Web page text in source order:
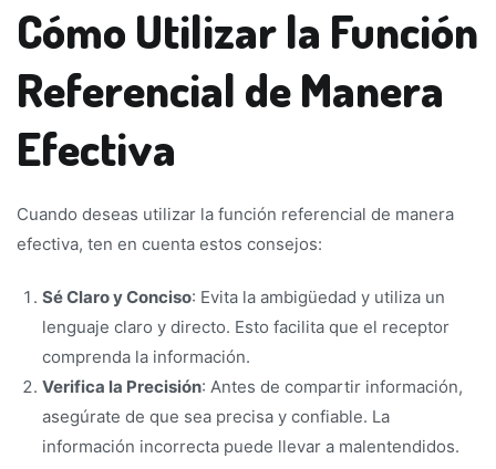
Cómo Utilizar la Función
Referencial de Manera
Efectiva
Cuando deseas utilizar la función referencial de manera
efectiva, ten en cuenta estos consejos:
Sé Claro y Conciso: Evita la ambigüedad y utiliza un
lenguaje claro y directo. Esto facilita que el receptor
comprenda la información.
Verifica la Precisión: Antes de compartir información,
asegúrate de que sea precisa y confiable. La
información incorrecta puede llevar a malentendidos.